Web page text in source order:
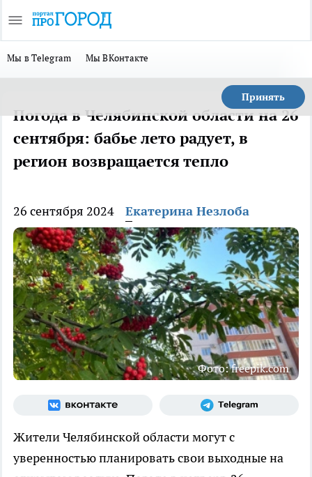
Мы в Telegram Мы ВКонтакте
Принять
Погода в Челябинской области на 26
сентября: бабье лето радует, в
регион возвращается тепло
26 сентября 2024 Екатерина Незлоба
Фото: freepik.com
Жители Челябинской области могут с
уверенностью планировать свои выходные на